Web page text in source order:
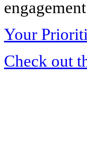
Your
Check out